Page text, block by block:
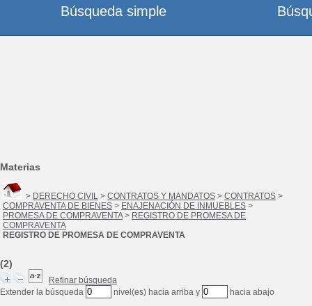
Materias
> DERECHO CIVIL > CONTRATOS Y MANDATOS > CONTRATOS >
COMPRAVENTA DE BIENES > ENAJENACIÓN DE INMUEBLES >
PROMESA DE COMPRAVENTA> REGISTRO DE PROMESA DE
COMPRAVENTA
REGISTRO DE PROMESA DE COMPRAVENTA
(2)
Refinar búsqueda
Extender la búsqueda
nivel(es) hacia arriba y hacia abajo
Búsqueda simple